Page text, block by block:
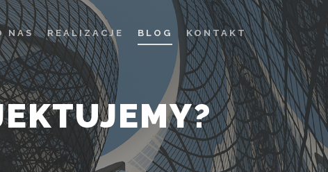
NAS REALIZACJE BLOG KONTAKT